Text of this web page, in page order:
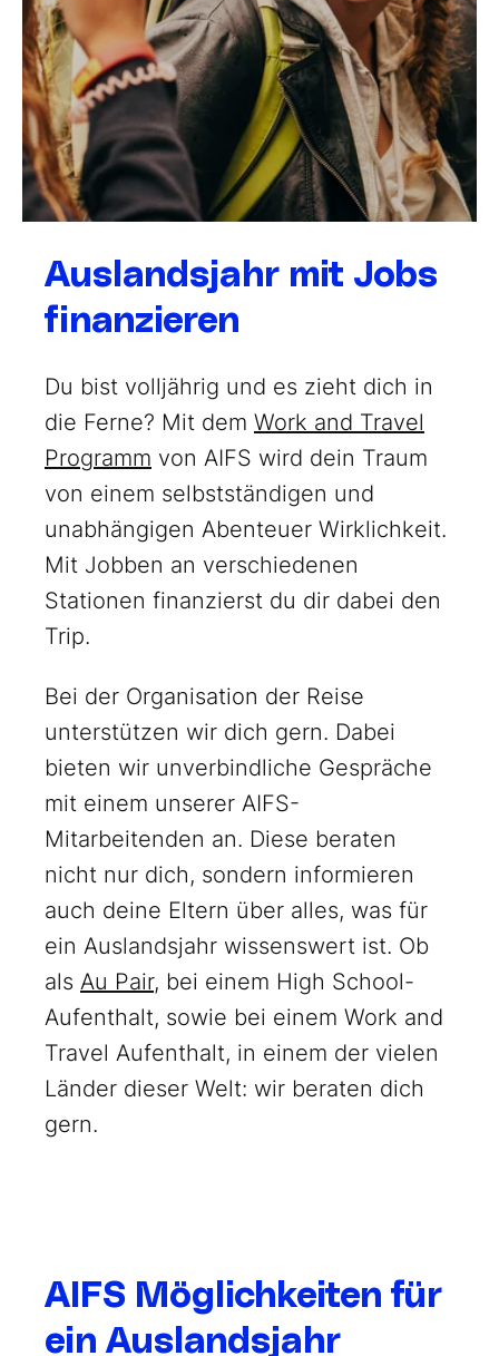
Auslandsjahr mit Jobs
finanzieren
Du bist volljährig und es zieht dich in
die Ferne? Mit dem Work and Travel
Programm von AIFS wird dein Traum
von einem selbstständigen und
unabhängigen Abenteuer Wirklichkeit.
Mit Jobben an verschiedenen
Stationen finanzierst du dir dabei den
Trip.
Bei der Organisation der Reise
unterstützen wir dich gern. Dabei
bieten wir unverbindliche Gespräche
mit einem unserer AIFS-
Mitarbeitenden an. Diese beraten
nicht nur dich, sondern informieren
auch deine Eltern über alles, was für
ein Auslandsjahr wissenswert ist. Ob
als Au Pair, bei einem High School-
Aufenthalt, sowie bei einem Work and
Travel Aufenthalt, in einem der vielen
Länder dieser Welt: wir beraten dich
gern.
AIFS Möglichkeiten für
ein Auslandsjahr